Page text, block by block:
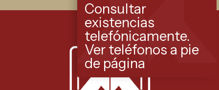
Consultar
existencias
telefónicamente.
Ver teléfonos a pie
de página